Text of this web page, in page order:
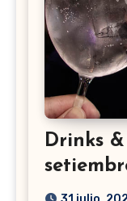
Drinks